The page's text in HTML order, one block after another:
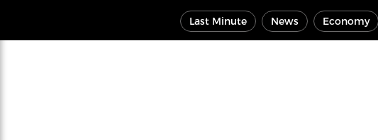
Last Minute News Economy